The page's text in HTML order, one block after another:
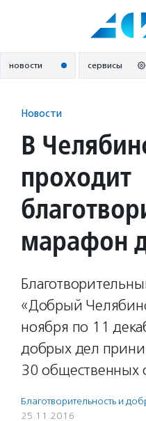
новости сервисы
Новости
В
проходит
марафон
«Добрый
ноября по 11
добрых дел
30 общественных
Благотвори­тель­ность и
25.11.2016